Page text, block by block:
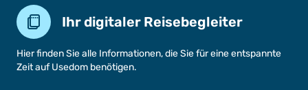
Ihr digitaler Reisebegleiter
Hier finden Sie alle Informationen, die Sie für eine entspannte
Zeit auf Usedom benötigen.